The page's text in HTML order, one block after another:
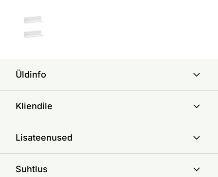
Üldinfo
Kliendile
Lisateenused
Suhtlus